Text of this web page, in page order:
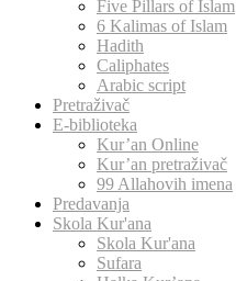
Five Pillars of Islam
6 Kalimas of Islam
Hadith
Caliphates
Arabic script
Pretraživač
E-biblioteka
Kur’an Online
Kur’an pretraživač
99 Allahovih imena
Predavanja
Skola Kur'ana
Skola Kur'ana
Sufara